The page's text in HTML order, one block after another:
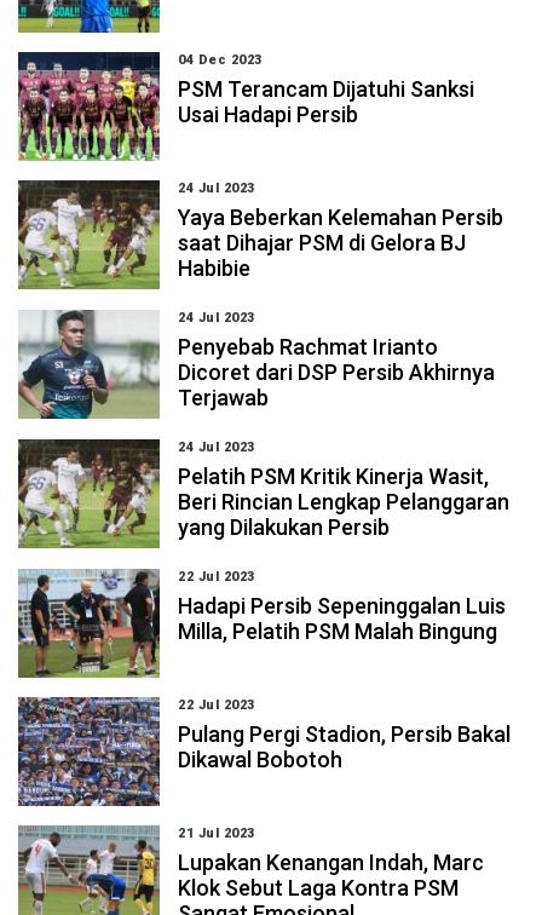
04 Dec 2023
PSM Terancam Dijatuhi Sanksi
Usai Hadapi Persib
24 Jul 2023
Yaya Beberkan Kelemahan Persib
saat Dihajar PSM di Gelora BJ
Habibie
24 Jul 2023
Penyebab Rachmat Irianto
Dicoret dari DSP Persib Akhirnya
Terjawab
24 Jul 2023
Pelatih PSM Kritik Kinerja Wasit,
Beri Rincian Lengkap Pelanggaran
yang Dilakukan Persib
22 Jul 2023
Hadapi Persib Sepeninggalan Luis
Milla, Pelatih PSM Malah Bingung
22 Jul 2023
Pulang Pergi Stadion, Persib Bakal
Dikawal Bobotoh
21 Jul 2023
Lupakan Kenangan Indah, Marc
Klok Sebut Laga Kontra PSM